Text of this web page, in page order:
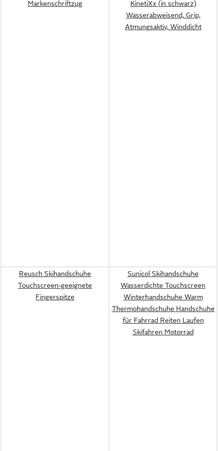
Markenschriftzug
KinetiXx (in schwarz)
Wasserabweisend, Grip,
Atmungsaktiv, Winddicht
Reusch Skihandschuhe
Touchscreen-geeignete
Fingerspitze
Sunicol Skihandschuhe
Wasserdichte Touchscreen
Winterhandschuhe Warm
Thermohandschuhe Handschuhe
für Fahrrad Reiten Laufen
Skifahren Motorrad